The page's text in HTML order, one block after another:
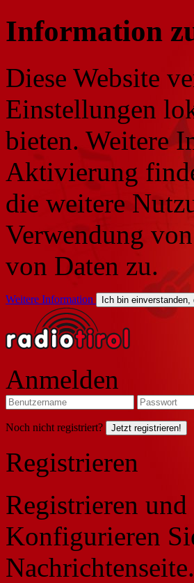
Information
Diese Website
Einstellungen
bieten. Weitere
Aktivierung
die weitere
Verwendung
von Daten zu.
Weitere Information Ich bin
Anmelden
Noch nicht registriert? Jetzt registrieren!
Registrieren
Registrieren
Konfigurieren
Nachrichtenseite.